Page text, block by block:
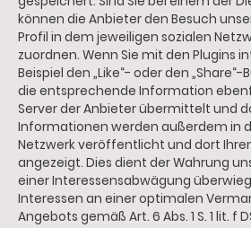
können die Anbieter den Besuch
Profil in dem jeweiligen sozialen
zuordnen. Wenn Sie mit den Plugins
Beispiel den „Like“- oder den
die entsprechende Information
Server der Anbieter übermittelt und
Informationen werden außerdem in
Netzwerk veröffentlicht und dort
angezeigt. Dies dient der Wahrung
einer Interessensabwägung
Interessen an einer optimalen
Angebots gemäß Art. 6 Abs. 1 S. 1 lit. f